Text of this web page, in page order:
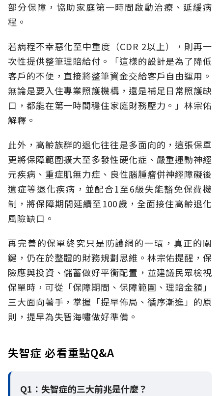
部分保障，協助家庭第一時間啟動治療、延緩病
程。
若病程不幸惡化至中重度（CDR 2以上），則再一
次性提供整筆理賠給付。「這樣的設計是為了降低
客戶的不便，直接將整筆資金交給客戶自由運用。
無論是要入住專業照護機構，還是補足日常照護缺
口，都能在第一時間穩住家庭財務壓力。」林宗佑
解釋。
此外，高齡族群的退化往往是多面向的，這張保單
更將保障範圍擴大至多發性硬化症、嚴重運動神經
元疾病、重症肌無力症、良性腦腫瘤併神經障礙後
遺症等退化疾病，並配合1至6級失能豁免保費機
制，將保障期間延續至100歲，全面接住高齡退化
風險缺口。
再完善的保單終究只是防護網的一環，真正的關
鍵，仍在於整體的財務規劃思維。 林宗佑提醒，保
險應與投資、儲蓄做好平衡配置，並建議民眾檢視
保單時，可從「保障期間、保障範圍、理賠金額」
三大面向著手，掌握「提早佈局、循序漸進」的原
則，提早為失智海嘯做好準備。
失智症 必看重點Q&A
Q1：失智症的三大前兆是什麼？